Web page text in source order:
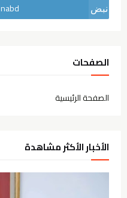
nabd
الصفحات
الصفحة الرئيسية
الأخبار الأكثر مشاهدة